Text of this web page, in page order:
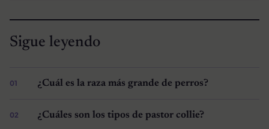
Sigue leyendo
¿Cuál es la raza más grande de perros?
¿Cuáles son los tipos de pastor collie?